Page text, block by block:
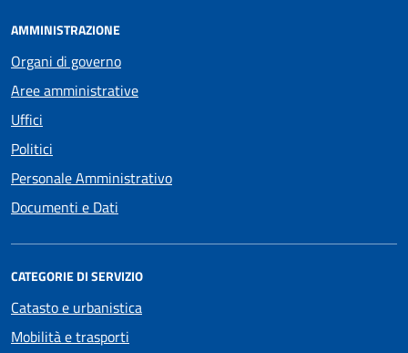
AMMINISTRAZIONE
Organi di governo
Aree amministrative
Uffici
Politici
Personale Amministrativo
Documenti e Dati
CATEGORIE DI SERVIZIO
Catasto e urbanistica
Mobilità e trasporti